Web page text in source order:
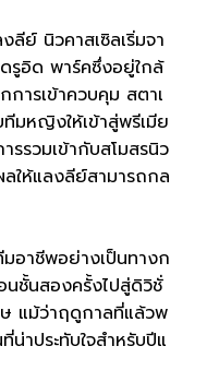
ย์ นิวคาสเซิลเริ่มจา
รูอิด พาร์คซึ่งอยู่ใกล้
ารเข้าควบคุม สตาเ
มหญิงให้เข้าสู่พรีเมีย
รวมเข้ากับสโมสรนิว
ให้แลงลีย์สามารถกล
อาชีพอย่างเป็นทางก
นชั้นสองครั้งไปสู่ดิวิชั่
แม้ว่าฤดูกาลที่แล้วพ
น่าประทับใจสำหรับปีแ